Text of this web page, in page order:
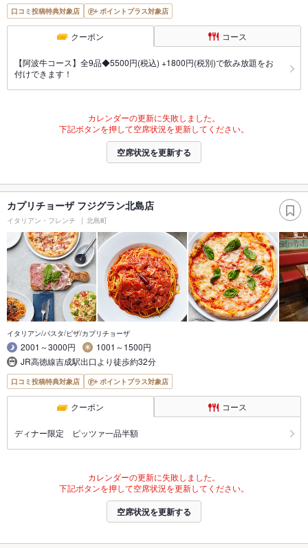
口コミ投稿特典対象店 ポイントプラス対象店
クーポン コース
【阿波牛コース】全9品◆5500円(税込) +1800円(税別)で飲み放題をお
付けできます！
カレンダーの更新に失敗しました。
下記ボタンを押して空席状況を更新してください。
空席状況を更新する
カプリチョーザ フジグラン北島店
イタリアン・フレンチ 北島町
イタリアン/パスタ/ピザ/カプリチョーザ
2001～3000円
1001～1500円
JR高徳線吉成駅出口より徒歩約32分
口コミ投稿特典対象店 ポイントプラス対象店
クーポン コース
ディナー限定 ピッツァ一品半額
カレンダーの更新に失敗しました。
下記ボタンを押して空席状況を更新してください。
空席状況を更新する